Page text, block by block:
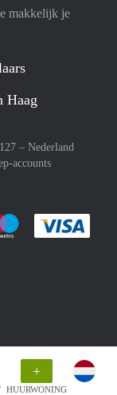
+
HUURWONING
makkelijk je
Haag
– Nederland
accounts
af met Paypal
gemakkelijk af met
Je rekent